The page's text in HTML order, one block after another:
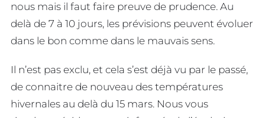
nous mais il faut faire preuve de prudence. Au
delà de 7 à 10 jours, les prévisions peuvent évoluer
dans le bon comme dans le mauvais sens.
Il n’est pas exclu, et cela s’est déjà vu par le passé,
de connaitre de nouveau des températures
hivernales au delà du 15 mars. Nous vous